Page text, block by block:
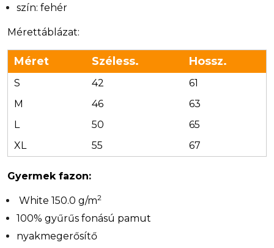
szín: fehér
Mérettáblázat:
Méret Széless. Hossz.
S 42
61
M
46
63
L
50
65
XL
55 67
Gyermek fazon:
White 150.0 g/m2
100% gyűrűs fonású pamut
nyakmegerősítő